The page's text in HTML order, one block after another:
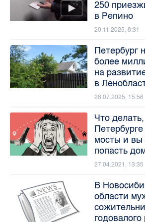
250
в Репино
20.11.2025, 8:31
Петербург
более
на
в
28.07.2025, 15:56
Что
мосты и вы
попасть
27.04.2021, 13:35
В
области